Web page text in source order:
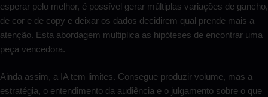
esperar pelo melhor, é possível gerar múltiplas variações de gancho,
de cor e de copy e deixar os dados decidirem qual prende mais a
atenção. Esta abordagem multiplica as hipóteses de encontrar uma
peça vencedora.
Ainda assim, a IA tem limites. Consegue produzir volume, mas a
estratégia, o entendimento da audiência e o julgamento sobre o que